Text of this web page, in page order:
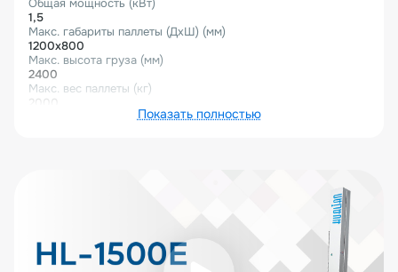
Общая мощность (кВт)
1,5
Макс. габариты паллеты (ДхШ) (мм)
1200х800
Макс. высота груза (мм)
2400
Макс. вес паллеты (кг)
2000
500
Вес брутто (кг)
Показать полностью